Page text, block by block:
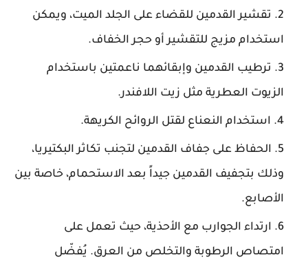
تقشير القدمين للقضاء على الجلد الميت، ويمكن
استخدام مزيج للتقشير أو حجر الخفاف.
ترطيب القدمين وإبقائهما ناعمتين باستخدام
الزيوت العطرية مثل زيت اللافندر.
استخدام النعناع لقتل الروائح الكريهة.
الحفاظ على جفاف القدمين لتجنب تكاثر البكتيريا،
وذلك بتجفيف القدمين جيداً بعد الاستحمام، خاصة بين
الأصابع.
ارتداء الجوارب مع الأحذية، حيث تعمل على
امتصاص الرطوبة والتخلص من العرق. يُفضّل